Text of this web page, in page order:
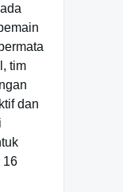
tim
dan
16